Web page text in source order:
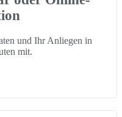
und Ihr Anliegen in
mit.